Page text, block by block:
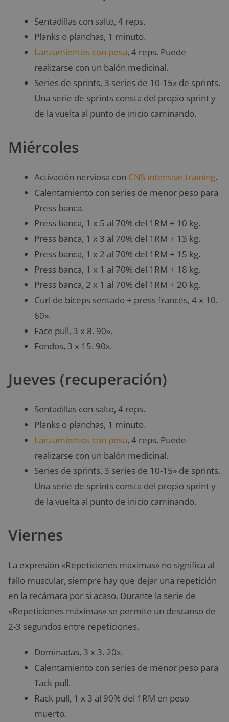
Sentadillas con salto, 4 reps.
Planks o planchas, 1 minuto.
Lanzamientos con pesa, 4 reps. Puede
realizarse con un balón medicinal.
Series de sprints, 3 series de 10-15» de sprints.
Una serie de sprints consta del propio sprint y
de la vuelta al punto de inicio caminando.
Miércoles
Activación nerviosa con CNS intensive training.
Calentamiento con series de menor peso para
Press banca.
Press banca, 1 x 5 al 70% del 1RM + 10 kg.
Press banca, 1 x 3 al 70% del 1RM + 13 kg.
Press banca, 1 x 2 al 70% del 1RM + 15 kg.
Press banca, 1 x 1 al 70% del 1RM + 18 kg.
Press banca, 2 x 1 al 70% del 1RM + 20 kg.
Curl de bíceps sentado + press francés, 4 x 10.
60».
Face pull, 3 x 8. 90».
Fondos, 3 x 15. 90».
Jueves (recuperación)
Sentadillas con salto, 4 reps.
Planks o planchas, 1 minuto.
Lanzamientos con pesa, 4 reps. Puede
realizarse con un balón medicinal.
Series de sprints, 3 series de 10-15» de sprints.
Una serie de sprints consta del propio sprint y
de la vuelta al punto de inicio caminando.
Viernes
La expresión «Repeticiones máximas» no significa al
fallo muscular, siempre hay que dejar una repetición
en la recámara por si acaso. Durante la serie de
«Repeticiones máximas» se permite un descanso de
2-3 segundos entre repeticiones.
Dominadas, 3 x 3. 20».
Calentamiento con series de menor peso para
Tack pull.
Rack pull, 1 x 3 al 90% del 1RM en peso
muerto.